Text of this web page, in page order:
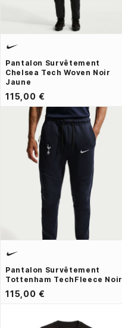
Pantalon Survêtement
Chelsea Tech Woven Noir
Jaune
115,00 €
Pantalon Survêtement
Tottenham TechFleece Noir
115,00 €